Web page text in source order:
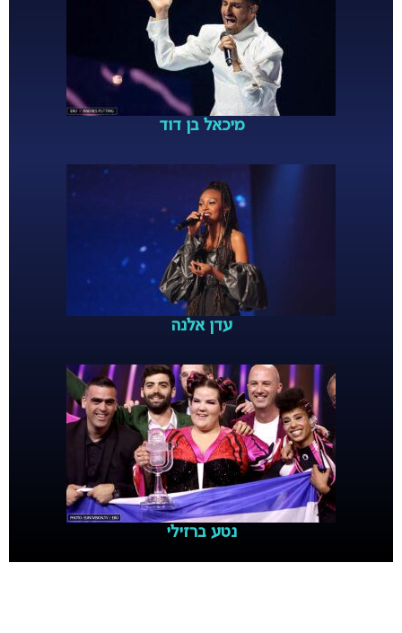
מיכאל בן דוד
עדן אלנה
נטע ברזילי